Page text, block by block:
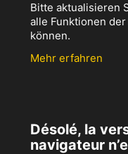
Bitte aktualisieren
alle Funktionen
können.
Mehr erfahren
Désolé, la
navigateur